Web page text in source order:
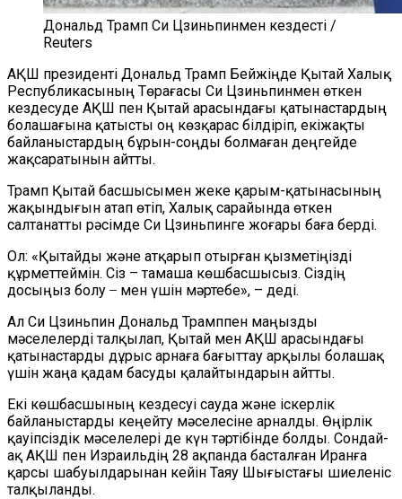
Дональд Трамп Си Цзиньпинмен кездесті /
Reuters
АҚШ президенті Дональд Трамп Бейжіңде Қытай Халық
Республикасының Төрағасы Си Цзиньпинмен өткен
кездесуде АҚШ пен Қытай арасындағы қатынастардың
болашағына қатысты оң көзқарас білдіріп, екіжақты
байланыстардың бұрын-соңды болмаған деңгейде
жақсаратынын айтты.
Трамп Қытай басшысымен жеке қарым-қатынасының
жақындығын атап өтіп, Халық сарайында өткен
салтанатты рәсімде Си Цзиньпинге жоғары баға берді.
Ол: «Қытайды және атқарып отырған қызметіңізді
құрметтеймін. Сіз – тамаша көшбасшысыз. Сіздің
досыңыз болу ̶ мен үшін мәртебе», – деді.
Ал Си Цзиньпин Дональд Трамппен маңызды
мәселелерді талқылап, Қытай мен АҚШ арасындағы
қатынастарды дұрыс арнаға бағыттау арқылы болашақ
үшін жаңа қадам басуды қалайтындарын айтты.
Екі көшбасшының кездесуі сауда және іскерлік
байланыстарды кеңейту мәселесіне арналды. Өңірлік
қауіпсіздік мәселелері де күн тәртібінде болды. Сондай-
ақ АҚШ пен Израильдің 28 ақпанда басталған Иранға
қарсы шабуылдарынан кейін Таяу Шығыстағы шиеленіс
талқыланды.